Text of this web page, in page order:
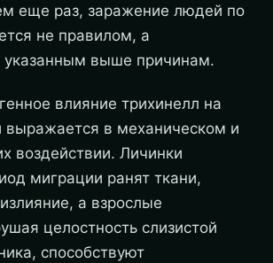
еще раз, заражение людей по
не правилом, а
указанным выше причинам.
влияние трихинелл на
выражается в механическом и
воздействии. Личинки
миграции ранят ткани,
а взрослые
целостность слизистой
способствуют